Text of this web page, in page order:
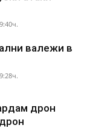
валежи в
дрон